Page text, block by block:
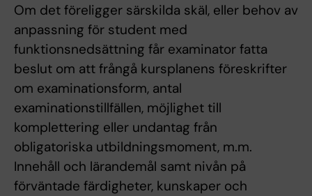
Om det föreligger särskilda skäl, eller behov av
anpassning för student med
funktionsnedsättning får examinator fatta
beslut om att frångå kursplanens föreskrifter
om examinationsform, antal
examinationstillfällen, möjlighet till
komplettering eller undantag från
obligatoriska utbildningsmoment, m.m.
Innehåll och lärandemål samt nivån på
förväntade färdigheter, kunskaper och